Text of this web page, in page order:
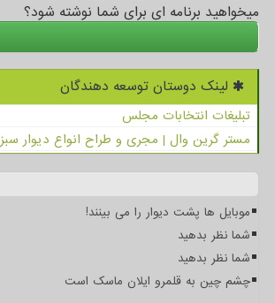
میخواهید برنامه ای برای شما نوشته شود؟
لینک دوستان توسعه دهندگان
تبلیغات انتخابات مجلس
مستر گرین وال | مجری و طراح انواع دیوار سبز
موبایل ها پشت دیوار را می بینند!
شما نظر بدهید
شما نظر بدهید
چشم چین به قلمرو ایلان ماسک است